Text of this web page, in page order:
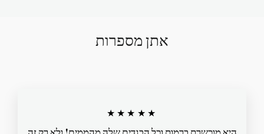
אתן מספרות
★★★★★